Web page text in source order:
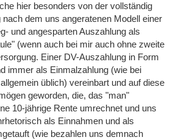
hier besonders von der vollständig
dem uns angeratenen Modell einer
und angesparten Auszahlung als
(wenn auch bei mir auch ohne zweite
Einer DV-Auszahlung in Form
immer als Einmalzahlung (wie bei
üblich) vereinbart und auf diese
geworden, die, das "man"
10-jährige Rente umrechnet und uns
als Einnahmen und als
(wie bezahlen uns demnach